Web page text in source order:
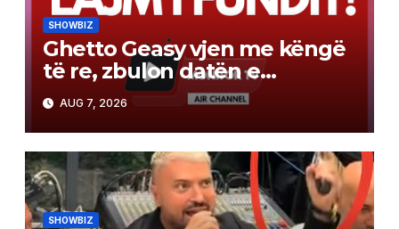
SHOWBIZ
Ghetto Geasy vjen me këngë
të re, zbulon datën e
publikimit (Video)
AUG 7, 2026
SHOWBIZ